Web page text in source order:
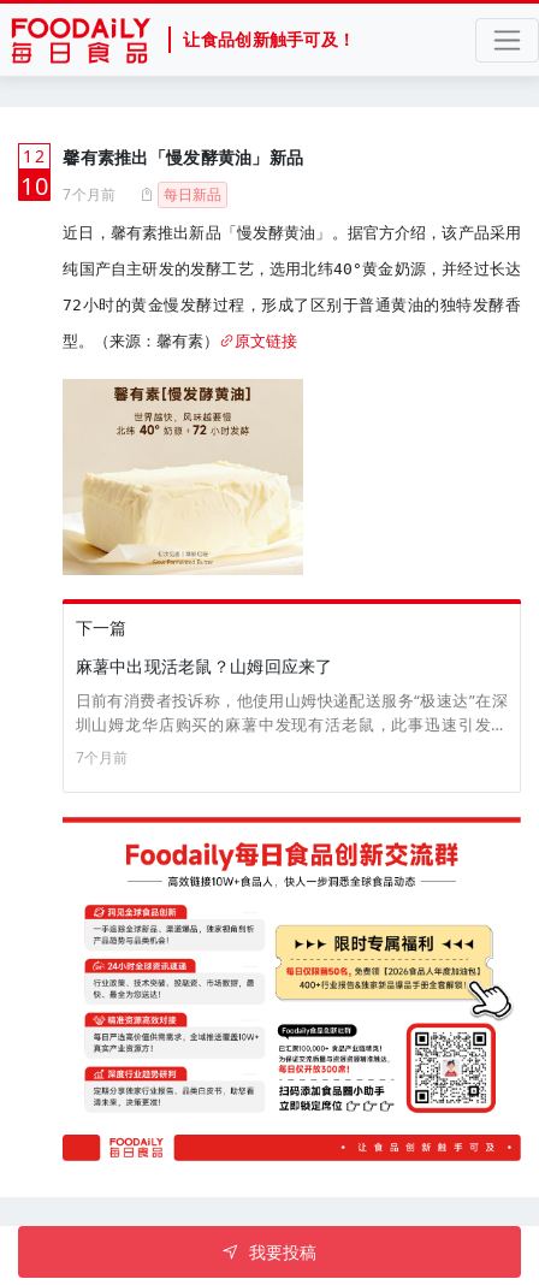
让食品创新触手可及！
12
月
10
馨有素推出「慢发酵黄油」新品
7个月前 每日新品
近日，馨有素推出新品「慢发酵黄油」。据官方介绍，该产品采用
纯国产自主研发的发酵工艺，选用北纬40°黄金奶源，并经过长达
72小时的黄金慢发酵过程，形成了区别于普通黄油的独特发酵香
型。（来源：馨有素）
原文链接
下一篇
麻薯中出现活老鼠？山姆回应来了
日前有消费者投诉称，他使用山姆快递配送服务“极速达”在深
圳山姆龙华店购买的麻薯中发现有活老鼠，此事迅速引发争
议。 对此，山姆方面12月9日回应称，收到相关反馈后，已第
一时间联动专业虫害公司开展全链路核查。经回溯商品制作、
包装、仓库上架、拣货等环节的巡查记录与仓内监控视频，均
未发现虫害痕迹或异常。经了解，该订单地址的取货点位于室
外。第三方专业虫害技术人员赴取货点现场勘察发现，该地点
周边有花木丛，为野生虫害提供了栖息条件，且现场发现相关
活动痕迹。综合商品制作、储运环节的虫害检查结果和第三方
虫害技术人员鉴定结果，初步判断商品系在取货点放置期间，
被周边虫害偶然侵入所致。 山姆称已与消费者及时沟通并妥善
解决问题，后续将加强包装管理和配送服务。（来源：第一财
经）
7个月前
我要投稿